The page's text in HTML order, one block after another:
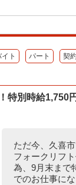
ト パート 契
特別時給
ただ今、久喜
フォークリフ
為、9月末まで
でのお仕事に